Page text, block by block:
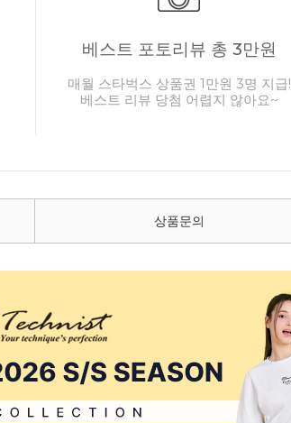
베스트 포토리뷰 총 3만원
매월 스타벅스 상품권 1만원 3명 지급!
베스트 리뷰 당첨 어렵지 않아요~
상품문의